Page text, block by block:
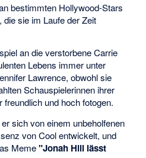
bestimmten Hollywood-Stars
die sie im Laufe der Zeit
an die verstorbene Carrie
Lebens immer unter
Lawrence, obwohl sie
Schauspielerinnen ihrer
und hoch fotogen.
sich von einem unbeholfenen
von Cool entwickelt, und
Meme"Jonah Hill lässt